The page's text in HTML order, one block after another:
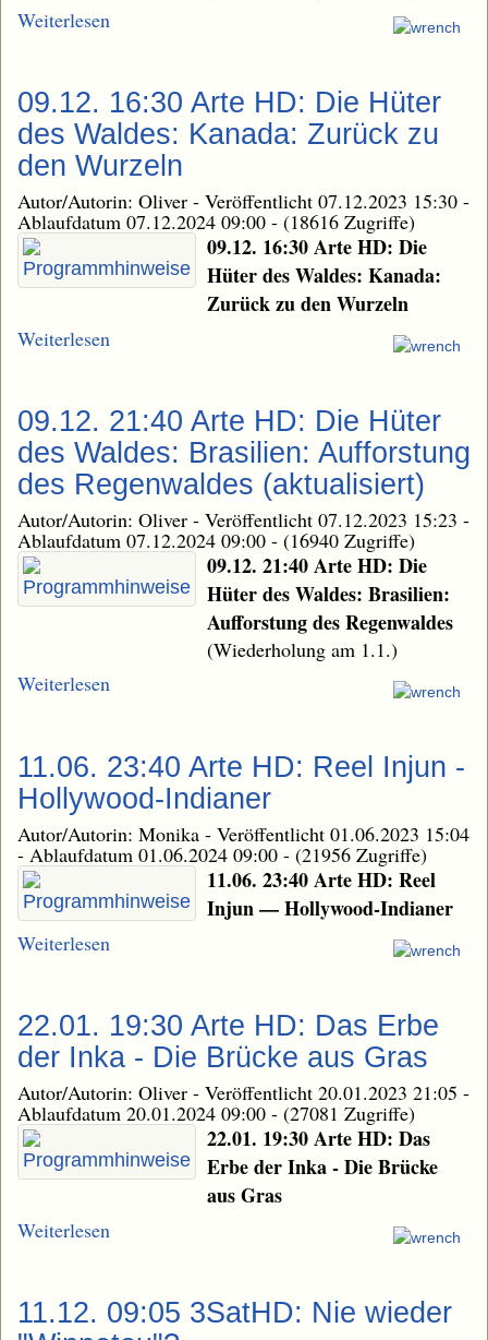
Weiterlesen
09.12. 16:30 Arte HD: Die Hüter
des Waldes: Kanada: Zurück zu
den Wurzeln
Autor/Autorin: Oliver - Veröffentlicht 07.12.2023 15:30 -
Ablaufdatum 07.12.2024 09:00 - (18616 Zugriffe)
09.12. 16:30 Arte HD: Die
Hüter des Waldes: Kanada:
Zurück zu den Wurzeln
Weiterlesen
09.12. 21:40 Arte HD: Die Hüter
des Waldes: Brasilien: Aufforstung
des Regenwaldes (aktualisiert)
Autor/Autorin: Oliver - Veröffentlicht 07.12.2023 15:23 -
Ablaufdatum 07.12.2024 09:00 - (16940 Zugriffe)
09.12. 21:40 Arte HD: Die
Hüter des Waldes: Brasilien:
Aufforstung des Regenwaldes
(Wiederholung am 1.1.)
Weiterlesen
11.06. 23:40 Arte HD: Reel Injun -
Hollywood-Indianer
Autor/Autorin: Monika - Veröffentlicht 01.06.2023 15:04
- Ablaufdatum 01.06.2024 09:00 - (21956 Zugriffe)
11.06. 23:40 Arte HD: Reel
Injun — Hollywood-Indianer
Weiterlesen
22.01. 19:30 Arte HD: Das Erbe
der Inka - Die Brücke aus Gras
Autor/Autorin: Oliver - Veröffentlicht 20.01.2023 21:05 -
Ablaufdatum 20.01.2024 09:00 - (27081 Zugriffe)
22.01. 19:30 Arte HD: Das
Erbe der Inka - Die Brücke
aus Gras
Weiterlesen
11.12. 09:05 3SatHD: Nie wieder